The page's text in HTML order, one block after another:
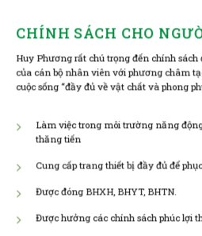
CHÍNH SÁCH CHO
Huy Phương rất chú trọng đến chính
của cán bộ nhân viên với phương châm
cuộc sống “đầy đủ về vật chất và phong
Làm việc trong môi trường năng
thăng tiến
Cung cấp trang thiết bị đầy đủ để
Được đóng BHXH, BHYT, BHTN.
Được hưởng các chính sách phúc lợi